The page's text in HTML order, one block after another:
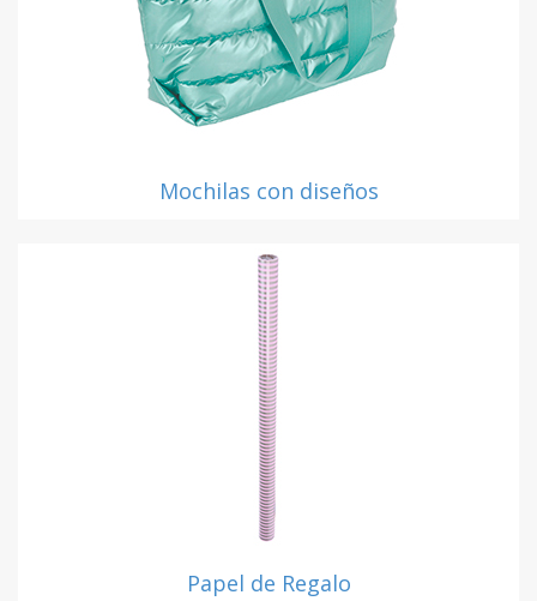
Mochilas con diseños
Papel de Regalo